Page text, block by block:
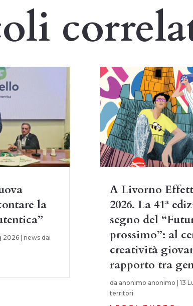
la
2026 |news dai
A Livorno
2026. La 41ª
segno del
prossimo”: al
creatività
rapporto tra
da anonimo anonimo | 13
territori